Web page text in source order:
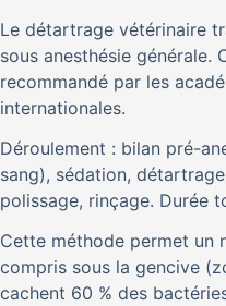
Le détartrage vétérinaire
sous anesthésie générale.
recommandé par les
internationales.
Déroulement : bilan pré-
sang), sédation,
polissage, rinçage. Durée
Cette méthode permet un
compris sous la gencive
cachent 60 % des